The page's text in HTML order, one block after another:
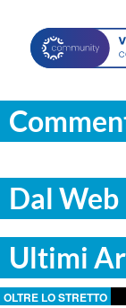
Dal Web
Ultimi
OLTRE LO STRETTO